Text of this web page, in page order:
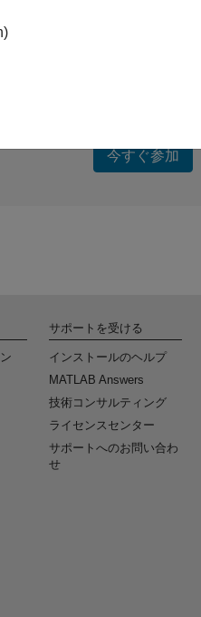
ントネットワー
に合った求人情報、ストーリ
今すぐ参加
サポートを受ける
インストールのヘルプ
MATLAB Answers
技術コンサルティング
ライセンスセンター
サポートへのお問い合わ
せ